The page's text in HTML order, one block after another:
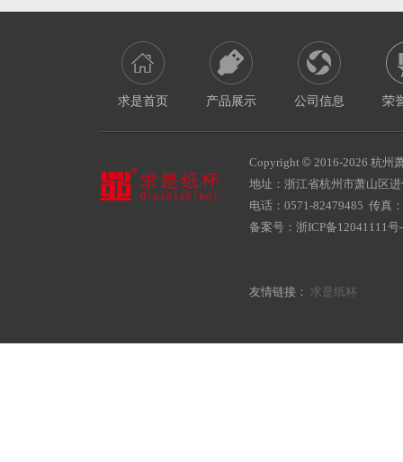
求是首页 产品展示 公司信息 荣
Copyright © 2016-2026 杭州
地址：浙江省杭州市萧山区
电话：0571-82479485 传真
备案号： 浙ICP备12041111号
友情链接： 求是纸杯